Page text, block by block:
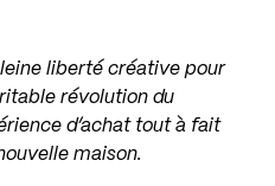
liberté créative pour
révolution du
d’achat tout à fait
maison.